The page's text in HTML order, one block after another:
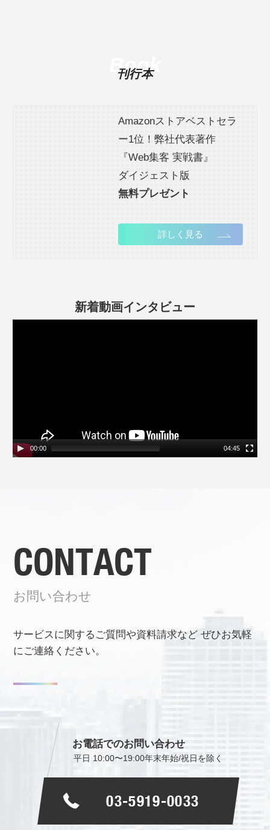
刊行本
Book
Amazonストアベストセラ
ー1位！弊社代表著作
『Web集客 実戦書』
ダイジェスト版
無料プレゼント
詳しく見る
新着動画インタビュー
00:00 04:45
CONTACT
お問い合わせ
サービスに関するご質問や資料請求などぜひお気軽
にご連絡ください。
お電話でのお問い合わせ
平日 10:00〜19:00年末年始/祝日を除く
03-5919-0033